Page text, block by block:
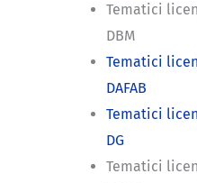
Tematici
DBM
Tematici
DAFAB
Tematici
DG
Tematici